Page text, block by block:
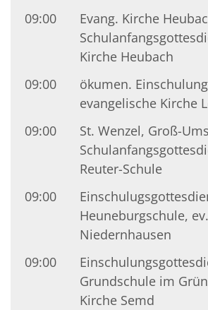
09:00
Evang. Kirche
Kirche Heubach
09:00
ökumen.
evangelische Kirche
09:00
St. Wenzel, Groß-
Reuter-Schule
09:00
Heuneburgschule,
Niedernhausen
09:00
Grundschule im
Kirche Semd